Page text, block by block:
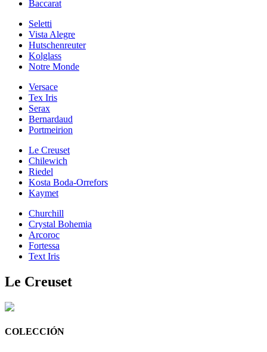
Baccarat
Seletti
Vista Alegre
Hutschenreuter
Kolglass
Notre Monde
Versace
Tex Iris
Serax
Bernardaud
Portmeirion
Le Creuset
Chilewich
Riedel
Kosta Boda-Orrefors
Kaymet
Churchill
Crystal Bohemia
Arcoroc
Fortessa
Text Iris
Le Creuset
COLECCIÓN